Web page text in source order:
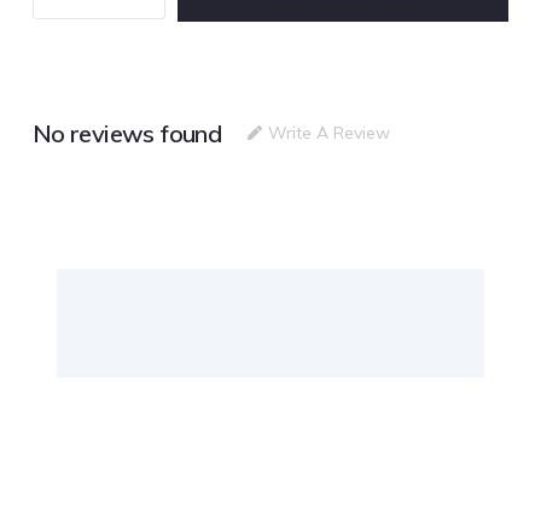
No reviews found Write A Review